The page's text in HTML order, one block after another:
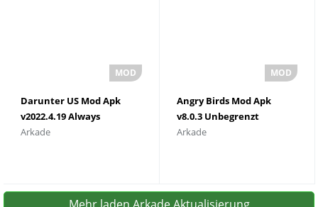
Darunter US Mod Apk
v2022.4.19 Always
Imposter 2023
Arkade
Angry Birds Mod Apk
v8.0.3 Unbegrenzt
Rverything
Arkade